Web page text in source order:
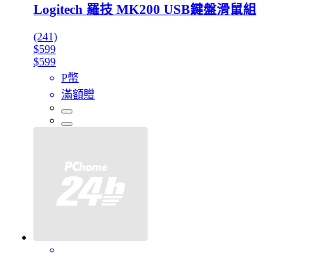
Logitech 羅技 MK200 USB鍵盤滑鼠組
(241)
$599
$599
P幣
滿額贈